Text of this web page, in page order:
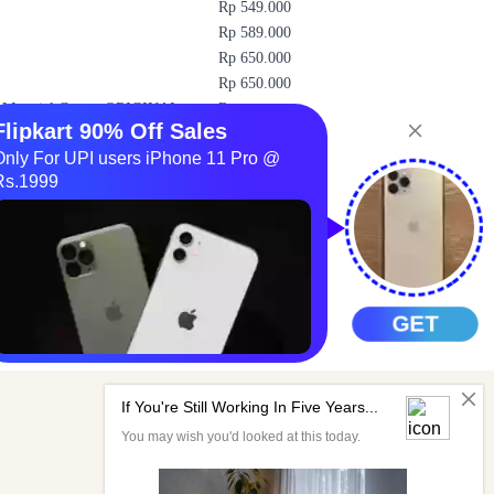
Rp 549.000
Rp 589.000
Rp 650.000
Rp 650.000
Cotton ORIGINAL -
Rp
1.317.500
Rp
Rp